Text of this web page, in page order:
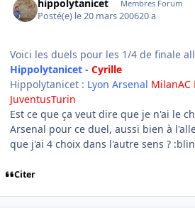
hippolytanicet Membres Forum
Posté(e) le 20 mars 200620 a
Voici les duels pour les 1/4 de finale
Hippolytanicet - Cyrille
Hippolytanicet : Lyon Arsenal MilanAC
JuventusTurin
Est ce que ça veut dire que je n'ai le
Arsenal pour ce duel, aussi bien à
que j'ai 4 choix dans l'autre sens ?
Citer